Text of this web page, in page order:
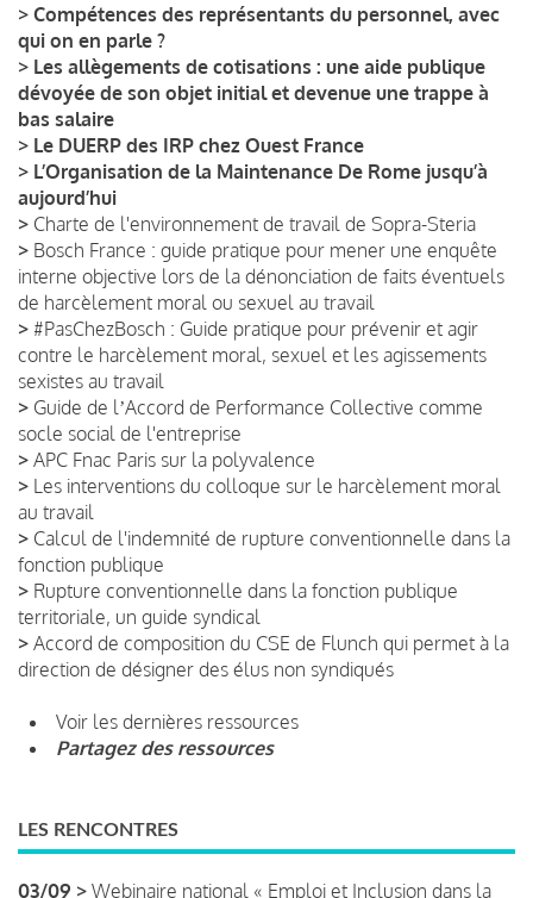
> Compétences des représentants du personnel, avec
qui on en parle ?
> Les allègements de cotisations : une aide publique
dévoyée de son objet initial et devenue une trappe à
bas salaire
> Le DUERP des IRP chez Ouest France
> L’Organisation de la Maintenance De Rome jusqu’à
aujourd’hui
> Charte de l'environnement de travail de Sopra-Steria
> Bosch France : guide pratique pour mener une enquête
interne objective lors de la dénonciation de faits éventuels
de harcèlement moral ou sexuel au travail
> #PasChezBosch : Guide pratique pour prévenir et agir
contre le harcèlement moral, sexuel et les agissements
sexistes au travail
> Guide de lʼAccord de Performance Collective comme
socle social de l'entreprise
> APC Fnac Paris sur la polyvalence
> Les interventions du colloque sur le harcèlement moral
au travail
> Calcul de l'indemnité de rupture conventionnelle dans la
fonction publique
> Rupture conventionnelle dans la fonction publique
territoriale, un guide syndical
> Accord de composition du CSE de Flunch qui permet à la
direction de désigner des élus non syndiqués
Voir les dernières ressources
Partagez des ressources
LES RENCONTRES
03/09 > Webinaire national « Emploi et Inclusion dans la